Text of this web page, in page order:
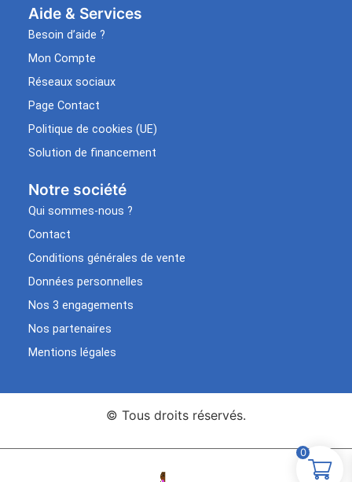
Aide & Services​
Besoin d’aide ?
Mon Compte
Réseaux sociaux
Page Contact
Politique de cookies (UE)
Solution de financement
Notre société
Qui sommes-nous ?
Contact
Conditions générales de vente
Données personnelles
Nos 3 engagements
Nos partenaires
Mentions légales
© Tous droits réservés.
0